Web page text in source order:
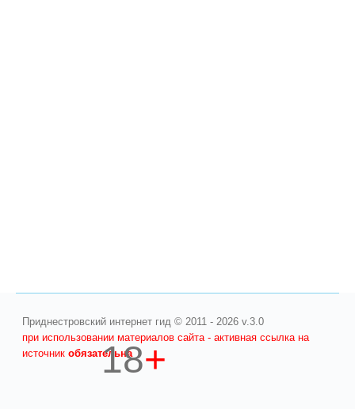
Приднестровский интернет гид © 2011 - 2026 v.3.0
при использовании материалов сайта - активная ссылка на
источникобязательна
18+